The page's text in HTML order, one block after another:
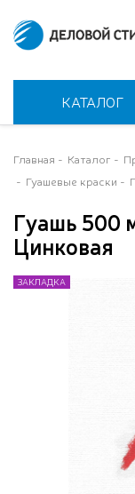
КАТАЛОГ
Главная Каталог
Гуашевые краски
Гуашь 500
Цинковая
ЗАКЛАДКА
ЗАКЛАДКА